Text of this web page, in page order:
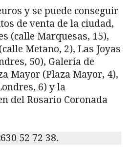
y se puede conseguir
de venta de la ciudad,
(calle Marquesas, 15),
Metano, 2), Las Joyas
50), Galería de
Mayor (Plaza Mayor, 4),
6) y la
del Rosario Coronada
630 52 72 38.